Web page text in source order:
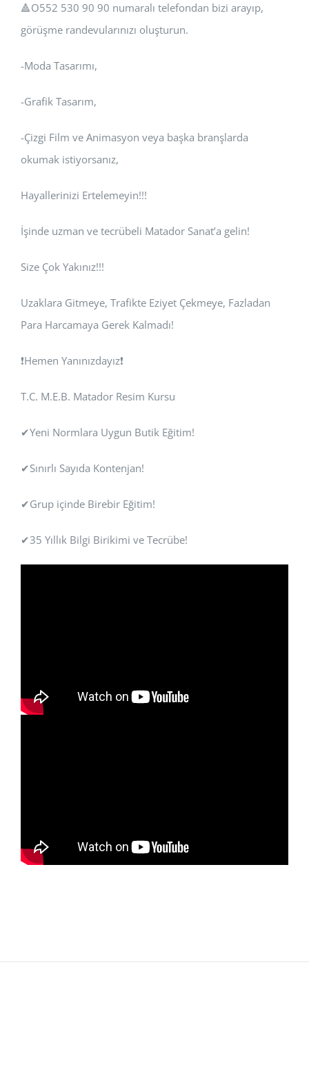
🔺️O552 530 90 90 numaralı telefondan bizi arayıp,
görüşme randevularınızı oluşturun.
-Moda Tasarımı,
-Grafik Tasarım,
-Çizgi Film ve Animasyon veya başka branşlarda
okumak istiyorsanız,
Hayallerinizi Ertelemeyin!!!
İşinde uzman ve tecrübeli Matador Sanat’a gelin!
Size Çok Yakınız!!!
Uzaklara Gitmeye, Trafikte Eziyet Çekmeye, Fazladan
Para Harcamaya Gerek Kalmadı!
❗Hemen Yanınızdayız❗
T.C. M.E.B. Matador Resim Kursu
✔Yeni Normlara Uygun Butik Eğitim!
✔Sınırlı Sayıda Kontenjan!
✔Grup içinde Birebir Eğitim!
✔35 Yıllık Bilgi Birikimi ve Tecrübe!